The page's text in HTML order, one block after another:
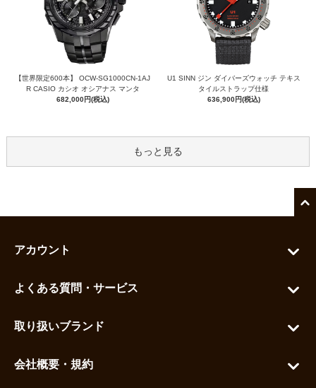
【世界限定600本】 OCW-SG1000CN-1AJ
R CASIO カシオ オシアナス マンタ
682,000円(税込)
U1 SINN ジン ダイバーズウォッチ テキス
タイルストラップ仕様
636,900円(税込)
もっと見る
アカウント
お気に入りを見る
よくある質問・サービス
ご利用ガイド
取り扱いブランド
会社概要・規約